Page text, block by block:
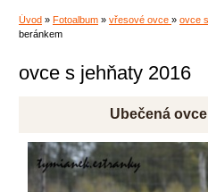
Úvod » Fotoalbum » vřesové ovce » ovce
beránkem
ovce s jehňaty 2016
Ubečená